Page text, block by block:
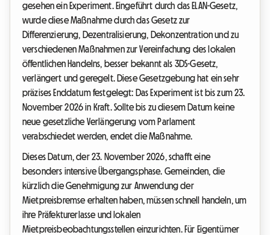
gesehen ein Experiment. Eingeführt durch das ELAN-Gesetz,
wurde diese Maßnahme durch das Gesetz zur
Differenzierung, Dezentralisierung, Dekonzentration und zu
verschiedenen Maßnahmen zur Vereinfachung des lokalen
öffentlichen Handelns, besser bekannt als 3DS-Gesetz,
verlängert und geregelt. Diese Gesetzgebung hat ein sehr
präzises Enddatum festgelegt: Das Experiment ist bis zum 23.
November 2026 in Kraft. Sollte bis zu diesem Datum keine
neue gesetzliche Verlängerung vom Parlament
verabschiedet werden, endet die Maßnahme.
Dieses Datum, der 23. November 2026, schafft eine
besonders intensive Übergangsphase. Gemeinden, die
kürzlich die Genehmigung zur Anwendung der
Mietpreisbremse erhalten haben, müssen schnell handeln, um
ihre Präfekturerlasse und lokalen
Mietpreisbeobachtungsstellen einzurichten. Für Eigentümer